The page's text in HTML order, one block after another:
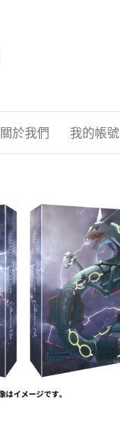
關於我們 我的帳號